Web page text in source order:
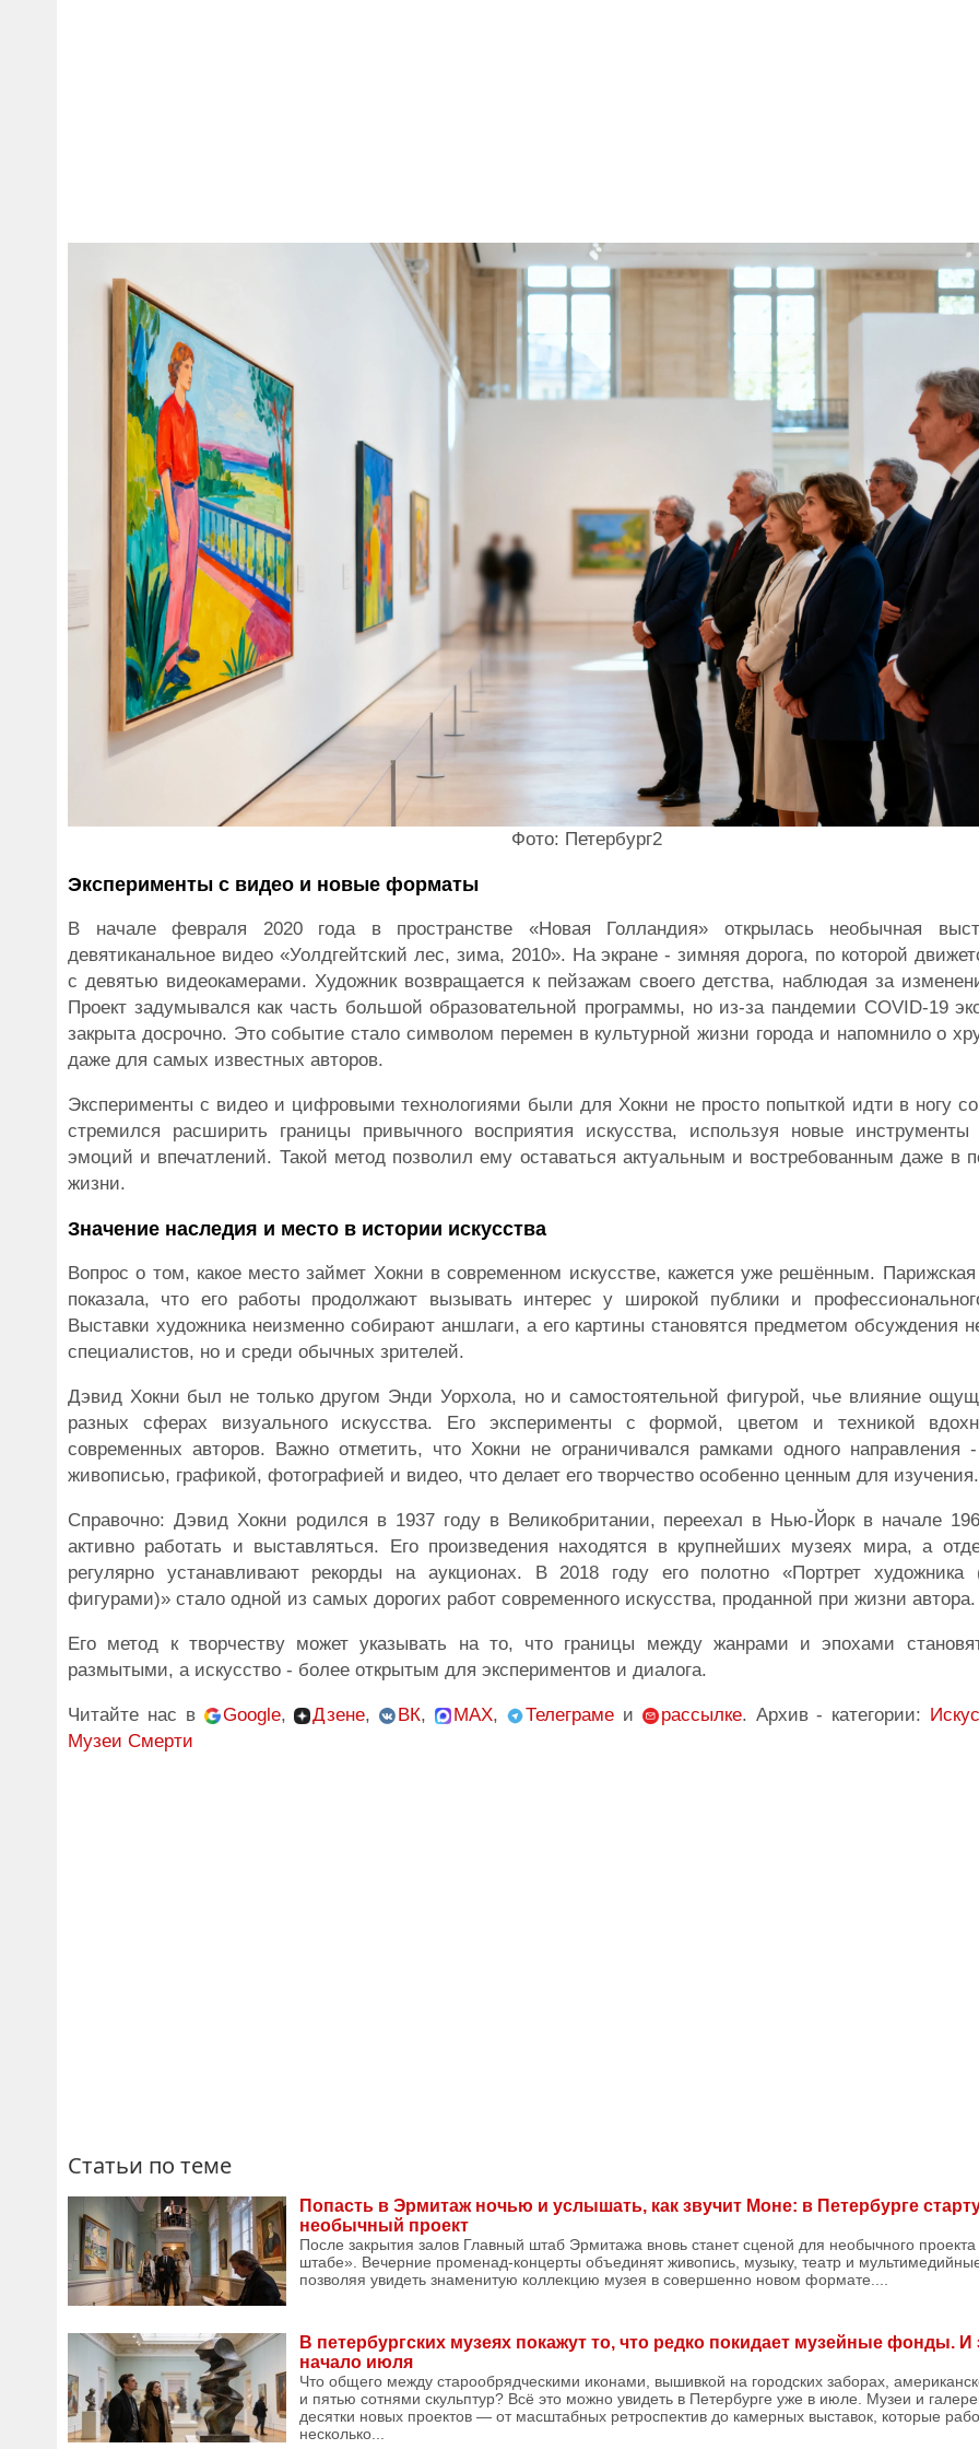
Фото: Петербург2
Эксперименты с видео и новые форматы
В начале февраля 2020 года в пространстве «Новая Голландия» открылась необычная
девятиканальное видео «Уолдгейтский лес, зима, 2010». На экране - зимняя дорога, по которой
с девятью видеокамерами. Художник возвращается к пейзажам своего детства, наблюдая за
Проект задумывался как часть большой образовательной программы, но из-за пандемии COVID-19
закрыта досрочно. Это событие стало символом перемен в культурной жизни города и напомнило о
даже для самых известных авторов.
Эксперименты с видео и цифровыми технологиями были для Хокни не просто попыткой идти в ногу
стремился расширить границы привычного восприятия искусства, используя новые
эмоций и впечатлений. Такой метод позволил ему оставаться актуальным и востребованным даже в
жизни.
Значение наследия и место в истории искусства
Вопрос о том, какое место займет Хокни в современном искусстве, кажется уже решённым. Парижская
показала, что его работы продолжают вызывать интерес у широкой публики и
Выставки художника неизменно собирают аншлаги, а его картины становятся предметом обсуждения
специалистов, но и среди обычных зрителей.
Дэвид Хокни был не только другом Энди Уорхола, но и самостоятельной фигурой, чье влияние
разных сферах визуального искусства. Его эксперименты с формой, цветом и техникой
современных авторов. Важно отметить, что Хокни не ограничивался рамками одного направления
живописью, графикой, фотографией и видео, что делает его творчество особенно ценным для изучения.
Справочно: Дэвид Хокни родился в 1937 году в Великобритании, переехал в Нью-Йорк в начале
активно работать и выставляться. Его произведения находятся в крупнейших музеях мира, а
регулярно устанавливают рекорды на аукционах. В 2018 году его полотно «Портрет
фигурами)» стало одной из самых дорогих работ современного искусства, проданной при жизни автора.
Его метод к творчеству может указывать на то, что границы между жанрами и эпохами
размытыми, а искусство - более открытым для экспериментов и диалога.
Читайте нас в Google, Дзене, ВК, MAX, Телеграме и рассылке. Архив - категории:
Музеи Смерти
Статьи по теме
Попасть в Эрмитаж ночью и услышать, как звучит Моне: в Петербурге
необычный проект
После закрытия залов Главный штаб Эрмитажа вновь станет сценой для необычного
штабе». Вечерние променад-концерты объединят живопись, музыку, театр и
позволяя увидеть знаменитую коллекцию музея в совершенно новом формате....
В петербургских музеях покажут то, что редко покидает музейные фонды.
начало июля
Что общего между старообрядческими иконами, вышивкой на городских заборах,
и пятью сотнями скульптур? Всё это можно увидеть в Петербурге уже в июле. Музеи и
десятки новых проектов — от масштабных ретроспектив до камерных выставок, которые
несколько...